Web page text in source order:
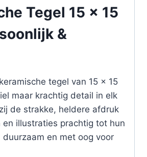
Tegel 15 x 15
&
tegel van 15 x 15
maar krachtig detail in elk
de strakke, heldere afdruk
en illustraties prachtig tot hun
duurzaam en met oog voor